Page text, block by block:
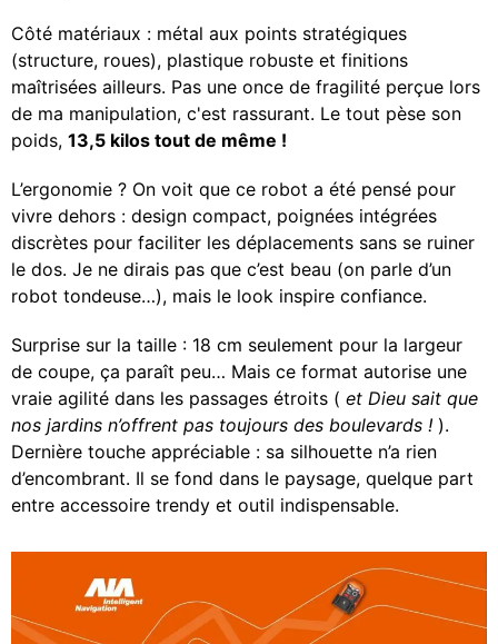
Côté matériaux : métal aux points stratégiques
(structure, roues), plastique robuste et finitions
maîtrisées ailleurs. Pas une once de fragilité perçue lors
de ma manipulation, c'est rassurant. Le tout pèse son
poids, 13,5 kilos tout de même !
L’ergonomie ? On voit que ce robot a été pensé pour
vivre dehors : design compact, poignées intégrées
discrètes pour faciliter les déplacements sans se ruiner
le dos. Je ne dirais pas que c’est beau (on parle d’un
robot tondeuse…), mais le look inspire confiance.
Surprise sur la taille : 18 cm seulement pour la largeur
de coupe, ça paraît peu… Mais ce format autorise une
vraie agilité dans les passages étroits ( et Dieu sait que
nos jardins n’offrent pas toujours des boulevards ! ).
Dernière touche appréciable : sa silhouette n’a rien
d’encombrant. Il se fond dans le paysage, quelque part
entre accessoire trendy et outil indispensable.